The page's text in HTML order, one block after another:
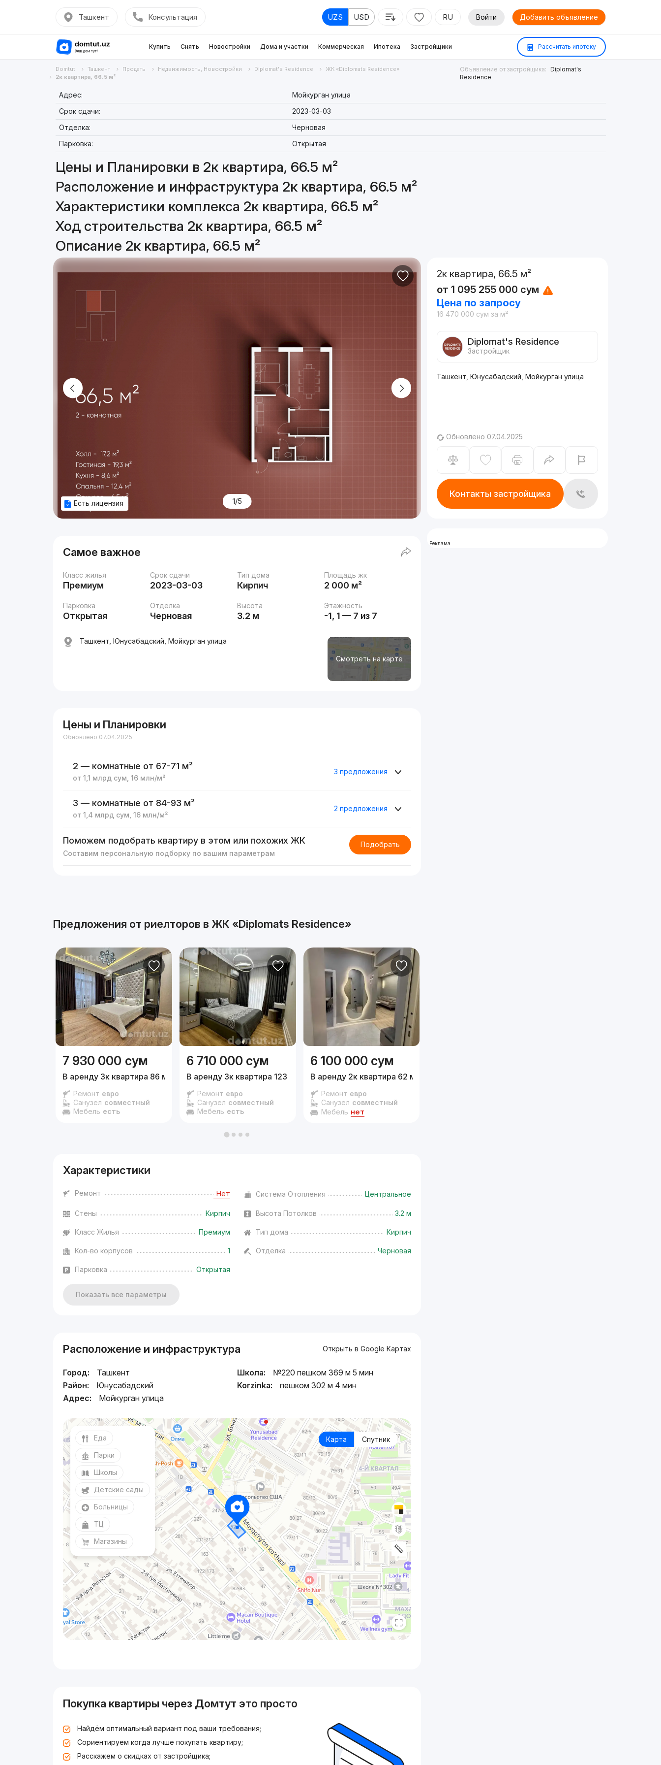
Ташкент Консультация UZS USD RU Войти Добавить объявление
Купить Снять Новостройки Дома и участки Коммерческая Ипотека Застройщики Рассчитать ипотеку
Domtut Ташкент Продать Недвижимость, Новостройки Diplomat's Residence
ЖК «Diplomats Residence»
2к квартира, 66.5 м²
Объявление от застройщика:
Diplomat's
Residence
Адрес:
Мойкурган улица
Срок сдачи:
2023-03-03
Отделка:
Черновая
Парковка:
Открытая
Цены и Планировки в 2к квартира, 66.5 м²
Расположение и инфраструктура 2к квартира, 66.5 м²
Характеристики комплекса 2к квартира, 66.5 м²
Ход строительства 2к квартира, 66.5 м²
Описание 2к квартира, 66.5 м²
1/5
Есть лицензия
Самое важное
Класс жилья
Премиум
Срок сдачи
2023-03-03
Тип дома
Кирпич
Площадь жк
2 000 м²
Парковка
Открытая
Отделка
Черновая
Высота
3.2 м
Этажность
-1, 1 — 7 из 7
Смотреть на карте
Ташкент, Юнусабадский, Мойкурган улица
Цены и Планировки
Обновлено 07.04.2025
2 — комнатные от 67-71 м²
от1,1 млрд сум ,16 млн/м²
3 предложения
3 — комнатные от 84-93 м²
от1,4 млрд сум ,16 млн/м²
2 предложения
Поможем подобрать квартиру в этом или похожих ЖК
Составим персональную подборку по вашим параметрам
Подобрать
Предложения от риелторов в ЖК «Diplomats Residence»
7 930 000 сум
В аренду 3к квартира 86 м², 5/16 эт.
Ремонт евро
Санузел совместный
Мебель есть
6 710 000 сум
В аренду 3к квартира 123 м², 3/16 эт.
Ремонт евро
Санузел совместный
Мебель есть
6 100 000 сум
В аренду 2к квартира 62 м²,
Ремонт евро
Санузел совместный
Мебель нет
Характеристики
Ремонт Нет Система Отопления Центральное
Стены Кирпич Высота Потолков 3.2 м
Класс Жилья Премиум Тип дома Кирпич
Кол-во корпусов 1 Отделка Черновая
Парковка Открытая
Показать все параметры
Расположение и инфраструктура Открыть в Google Картах
Город:
Ташкент
Район:
Юнусабадский
Адрес:
Мойкурган улица
Школа:
№220 пешком 369 м 5 мин
Korzinka:
пешком 302 м 4 мин
Карта Спутник
Еда
Парки
Школы
Детские сады
Больницы
ТЦ
Магазины
Покупка квартиры через Домтут это просто
Найдём оптимальный вариант под ваши требования;
Сориентируем когда лучше покупать квартиру;
Расскажем о скидках от застройщика;
2к квартира, 66.5 м²
от 1 095 255 000 сум
Цена по запросу
16 470 000 сум за м²
Diplomat's Residence
Застройщик
Ташкент, Юнусабадский, Мойкурган улица
Обновлено 07.04.2025
Контакты застройщика
Реклама